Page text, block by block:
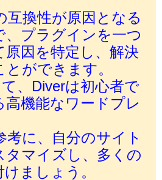
互換性が原因となる
、プラグインを一つ
原因を特定し、解決
ができます。
、Diverは初心者で
高機能なワードプレ
考に、自分のサイト
タマイズし、多くの
ましょう。